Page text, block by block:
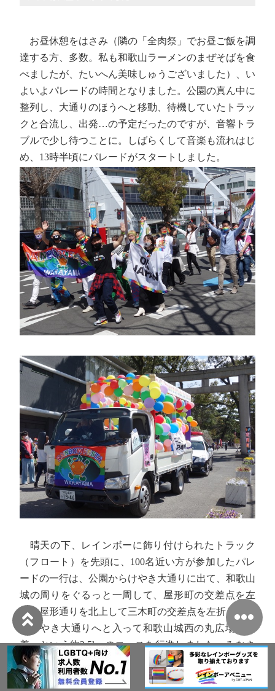
お昼休憩をはさみ（隣の「全肉祭」でお昼ご飯を調
達する方、多数。私も和歌山ラーメンのまぜそばを食
べましたが、たいへん美味しゅうございました）、い
よいよパレードの時間となりました。公園の真ん中に
整列し、大通りのほうへと移動、待機していたトラッ
クと合流し、出発…の予定だったのですが、音響トラ
ブルで少し待つことに。しばらくして音楽も流れはじ
め、13時半頃にパレードがスタートしました。
晴天の下、レインボーに飾り付けられたトラック
（フロート）を先頭に、100名近い方が参加したパレ
ードの一行は、公園からけやき大通りに出て、和歌山
城の周りをぐるっと一周して、屋形町の交差点を左
折、屋形通りを北上して三木町の交差点を左折し、再
びけやき大通りへと入って和歌山城西の丸広場に帰
着、という約2.5kmのコースを行進しました。みなさ
ん最初から最後まで元気よくノリノリで歩き、沿道の
人たちに手を振ったりしていました（振り返してくれ